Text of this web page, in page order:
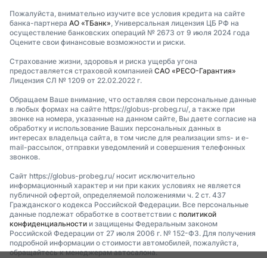
Пожалуйста, внимательно изучите все условия кредита на сайте
банка-партнера АО «ТБанк», Универсальная лицензия ЦБ РФ на
осуществление банковских операций № 2673 от 9 июля 2024 года
Оцените свои финансовые возможности и риски.
Страхование жизни, здоровья и риска ущерба угона
предоставляется страховой компанией САО «РЕСО-Гарантия»
Лицензия СЛ № 1209 от 22.02.2022 г.
Обращаем Ваше внимание, что оставляя свои персональные данные
в любых формах на сайте https://globus-probeg.ru/, а также при
звонке на номера, указанные на данном сайте, Вы даете согласие на
обработку и использование Ваших персональных данных в
интересах владельца сайта, в том числе для реализации sms- и e-
mail-рассылок, отправки уведомлений и совершения телефонных
звонков.
Сайт https://globus-probeg.ru/ носит исключительно
информационный характер и ни при каких условиях не является
публичной офертой, определяемой положениями ч. 2 ст. 437
Гражданского кодекса Российской Федерации. Все персональные
данные подлежат обработке в соответствии с политикой
конфиденциальности и защищены Федеральным законом
Российской Федерации от 27 июля 2006 г. № 152-ФЗ. Для получения
подробной информации о стоимости автомобилей, пожалуйста,
обращайтесь к менеджерам автосалона.